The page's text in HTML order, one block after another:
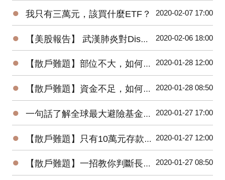
● 我只有三萬元，該買什麼ETF？ 2020-02-07 17:00
● 【美股報告】 武漢肺炎對Disney(DIS)2020第一季衝擊有多大？ 2020-02-06 18:00
● 【散戶難題】部位不大，如何增加投機功力？ 2020-01-28 12:00
● 【散戶難題】資金不足，如何快速累積財富？ 2020-01-28 08:50
● 一句話了解全球最大避險基金的操作思想 2020-01-27 17:00
● 【散戶難題】只有10萬元存款的小資，該如何開始投資台股？ 2020-01-27 12:00
● 【散戶難題】一招教你判斷長紅K是真突破還是假突破 2020-01-27 08:50